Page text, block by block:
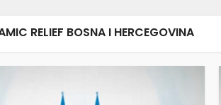
­­RELIEF BOSNA I HERCEGOVINA